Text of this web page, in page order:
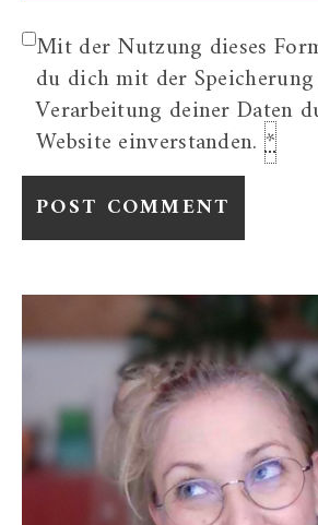
Mit der Nutzung dieses
du dich mit der
Verarbeitung deiner Daten
Website einverstanden. *